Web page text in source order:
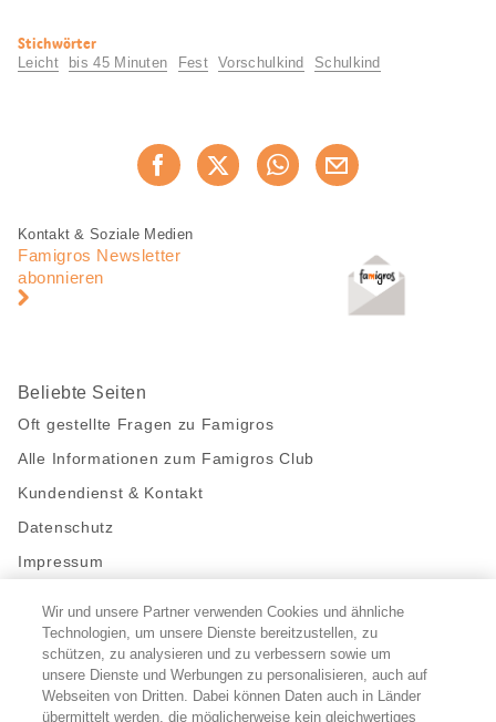
Nützliche
Informationen
Stichwörter
Leicht bis 45 Minuten Fest Vorschulkind Schulkind
Jetzt weiterempfehlen
Fusszeile
Fusszeile
Navigation
Kontakt & Soziale Medien
Famigros Newsletter
abonnieren
Beliebte Seiten
Oft gestellte Fragen zu Famigros
Alle Informationen zum Famigros Club
Kundendienst & Kontakt
Datenschutz
Impressum
Bleibe mit uns in Kontakt
Facebook
https://twitter.com/migros
https://www.youtube.com/user/
PinterestInstagram
Wir und unsere Partner verwenden Cookies und ähnliche
Technologien, um unsere Dienste bereitzustellen, zu
schützen, zu analysieren und zu verbessern sowie um
unsere Dienste und Werbungen zu personalisieren, auch auf
Webseiten von Dritten. Dabei können Daten auch in Länder
übermittelt werden, die möglicherweise kein gleichwertiges